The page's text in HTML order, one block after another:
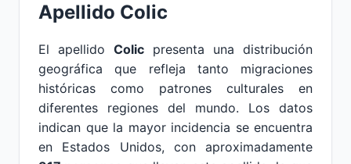
Apellido Colic
El apellido Colic presenta una distribución
geográfica que refleja tanto migraciones
históricas como patrones culturales en
diferentes regiones del mundo. Los datos
indican que la mayor incidencia se encuentra
en Estados Unidos, con aproximadamente